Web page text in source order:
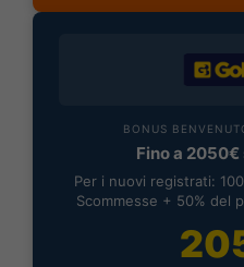
BONUS
Fino a
Per i nuovi registrati:
Scommesse + 50% del